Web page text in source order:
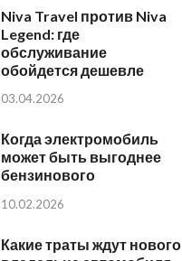
Niva Travel против Niva
Legend: где
обслуживание
обойдется дешевле
03.04.2026
Когда электромобиль
может быть выгоднее
бензинового
10.02.2026
Какие траты ждут нового